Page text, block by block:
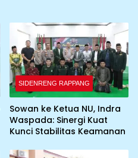
SIDENRENG RAPPANG
Sowan ke Ketua NU, Indra
Waspada: Sinergi Kuat
Kunci Stabilitas Keamanan